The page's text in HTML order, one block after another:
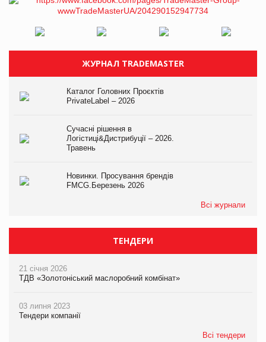
ЖУРНАЛ TRADEMASTER
Каталог Головних Проєктів
PrivateLabel – 2026
Сучасні рішення в
Логістиці&Дистрибуції – 2026.
Травень
Новинки. Просування брендів
FMCG.Березень 2026
Всі журнали
ТЕНДЕРИ
21 січня 2026
ТДВ «Золотоніський маслоробний комбінат»
03 липня 2023
Тендери компанії
Всі тендери